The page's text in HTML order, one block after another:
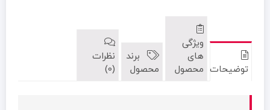
توضیحات
ویژگی
های
محصول
برند
محصول
نظرات
(0)